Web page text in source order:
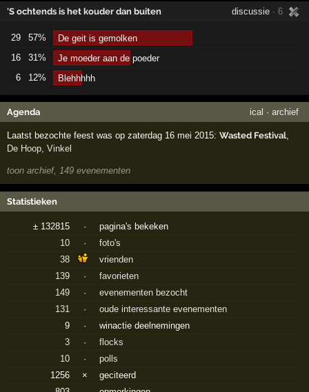
'S ochtends is het kouder dan buiten discussie · 6
29 57%
De geit is gemolken
16
31%
Je moeder aan de poeder
6
12% Blehhhhh
Agenda ical · archief
Laatst bezochte feest was op zaterdag 16 mei 2015:Wasted Festival,
De Hoop,Vinkel
toon archief, 149 evenementen
Statistieken
± 132815 ·
pagina's bekeken
10
·
foto's
38
vrienden
139
·
favorieten
149
·
evenementen bezocht
131
·
oude interessante evenementen
9
·
winactie deelnemingen
3
·
flocks
10
·
polls
1256
×
geciteerd